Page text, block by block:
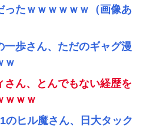
ったｗｗｗｗｗｗ（画像あ
一歩さん、ただのギャグ漫
ｗ
さん、とんでもない経歴を
ｗｗｗ
のヒル魔さん、日大タック